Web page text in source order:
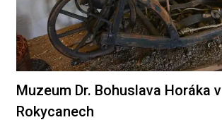
Muzeum Dr. Bohuslava Horáka v
Rokycanech